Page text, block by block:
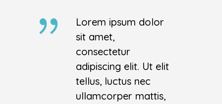
Lorem ipsum dolor
sit amet,
consectetur
adipiscing elit. Ut elit
tellus, luctus nec
ullamcorper mattis,